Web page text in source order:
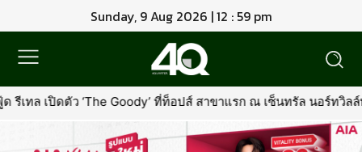
Sunday, 9 Aug 2026 | 01 : 00 pm
ที่ท็อปส์ สาขาแรก ณ เซ็นทรัล นอร์ทวิลล์พร้อมรุกตลาด Premium